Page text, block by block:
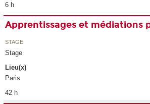
6 h
Apprentissages et médiations
STAGE
Stage
Lieu(x)
Paris
42 h